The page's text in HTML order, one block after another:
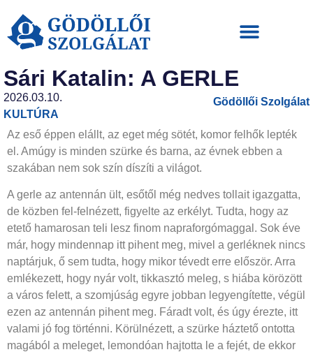
Sári Katalin: A GERLE
2026.03.10.
KULTÚRA
Gödöllői Szolgálat
Az eső éppen elállt, az eget még sötét, komor felhők lepték
el. Amúgy is minden szürke és barna, az évnek ebben a
szakában nem sok szín díszíti a világot.
A gerle az antennán ült, esőtől még nedves tollait igazgatta,
de közben fel-felnézett, figyelte az erkélyt. Tudta, hogy az
etető hamarosan teli lesz finom napraforgómaggal. Sok éve
már, hogy mindennap itt pihent meg, mivel a gerléknek nincs
naptárjuk, ő sem tudta, hogy mikor tévedt erre először. Arra
emlékezett, hogy nyár volt, tikkasztó meleg, s hiába körözött
a város felett, a szomjúság egyre jobban legyengítette, végül
ezen az antennán pihent meg. Fáradt volt, és úgy érezte, itt
valami jó fog történni. Körülnézett, a szürke háztető ontotta
magából a meleget, lemondóan hajtotta le a fejét, de ekkor